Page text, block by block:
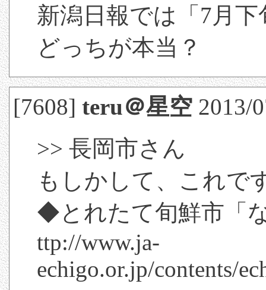
新潟日報では「7月
どっちが本当？
[7608]teru＠星空 2013/
>> 長岡市さん
もしかして、これで
◆とれたて旬鮮市「
ttp://www.ja-
echigo.or.jp/contents/